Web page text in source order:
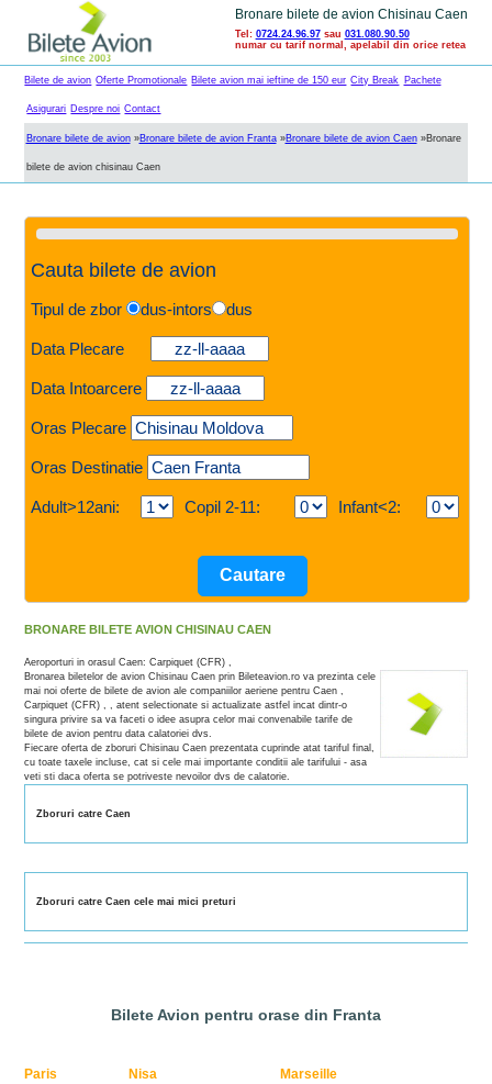
Bronare bilete de avion Chisinau Caen
Tel: 0724.24.96.97sau 031.080.90.50
numar cu tarif normal, apelabil din orice retea
Bilete de avion Oferte Promotionale Bilete avion mai ieftine de 150 eur City Break Pachete
Asigurari Despre noi Contact
Bronare bilete de avion»Bronare bilete de avion Franta»Bronare bilete de avion Caen»Bronare
bilete de avion chisinau Caen
Cauta bilete de avion
Tipul de zbor dus-intors dus
Data Plecare
Data Intoarcere
Oras Plecare
Oras Destinatie
Adult>12ani: Copil 2-11: Infant<2:
BRONARE BILETE AVION CHISINAU CAEN
Aeroporturi in orasul Caen: Carpiquet (CFR) ,
Bronarea biletelor de avion Chisinau Caen prin Bileteavion.ro va prezinta cele
mai noi oferte de bilete de avion ale companiilor aeriene pentru Caen ,
Carpiquet (CFR) , , atent selectionate si actualizate astfel incat dintr-o
singura privire sa va faceti o idee asupra celor mai convenabile tarife de
bilete de avion pentru data calatoriei dvs.
Fiecare oferta de zboruri Chisinau Caen prezentata cuprinde atat tariful final,
cu toate taxele incluse, cat si cele mai importante conditii ale tarifului - asa
veti sti daca oferta se potriveste nevoilor dvs de calatorie.
Zboruri catre Caen
Zboruri catre Caen cele mai mici preturi
Bilete Avion pentru orase din Franta
Paris Nisa
Marseille